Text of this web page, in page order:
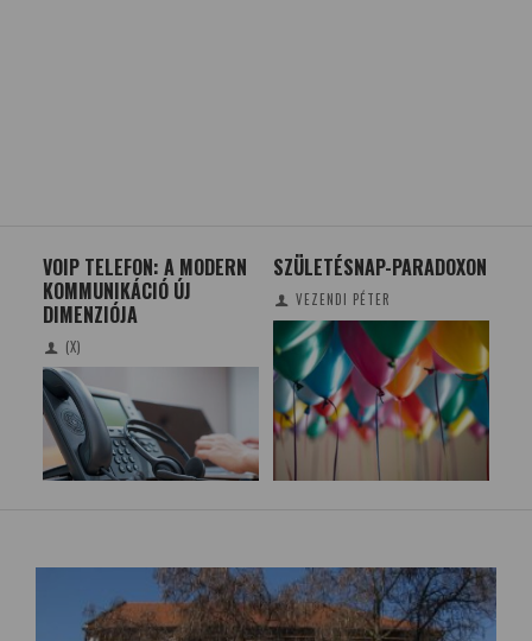
VOIP TELEFON: A MODERN
KOMMUNIKÁCIÓ ÚJ
DIMENZIÓJA
(X)
SZÜLETÉSNAP-PARADOXON
VEZENDI PÉTER